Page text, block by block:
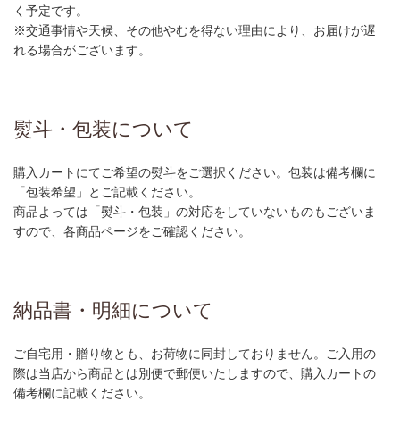
く予定です。
※交通事情や天候、その他やむを得ない理由により、お届けが遅
れる場合がございます。
熨斗・包装について
購入カートにてご希望の熨斗をご選択ください。包装は備考欄に
「包装希望」とご記載ください。
商品よっては「熨斗・包装」の対応をしていないものもございま
すので、各商品ページをご確認ください。
納品書・明細について
ご自宅用・贈り物とも、お荷物に同封しておりません。ご入用の
際は当店から商品とは別便で郵便いたしますので、購入カートの
備考欄に記載ください。